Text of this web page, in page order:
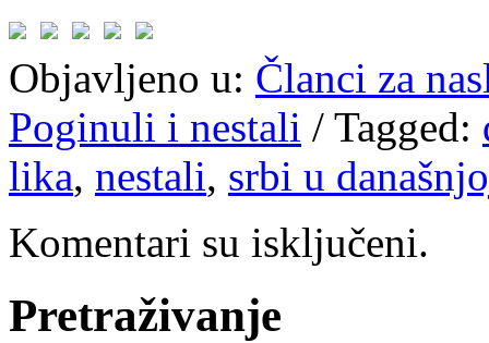
Objavljeno u: Članci za
Poginuli i nestali / Tagged:
lika, nestali, srbi u
Komentari su isključeni.
Pretraživanje